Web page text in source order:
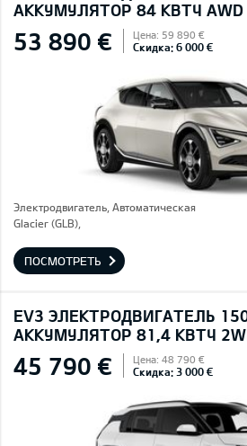
AККУМУЛЯТОР 84 КВТЧ AWD
53 890 € Цена: 59 890 €
Скидка: 6 000 €
Электродвигатель, Автоматическая
Glacier (GLB),
ПОСМОТРЕТЬ
EV3 ЭЛЕКТРОДВИГАТЕЛЬ
AККУМУЛЯТОР 81,4 КВТЧ
45 790 € Цена: 48 790 €
Скидка: 3 000 €